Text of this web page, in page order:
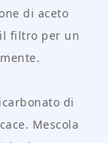
di aceto
filtro per un
di
Mescola